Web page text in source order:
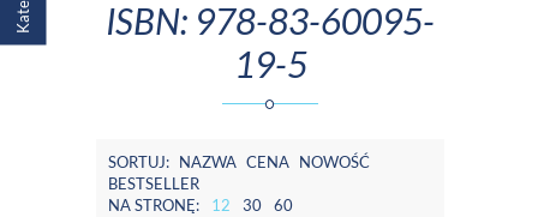
ISBN: 978-83-60095-
19-5
SORTUJ: NAZWA CENA NOWOŚĆ
BESTSELLER
NA STRONĘ:
12 30 60